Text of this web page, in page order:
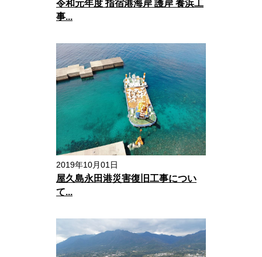
令和元年度 指宿港海岸 護岸 養浜工
事...
2019年10月01日
屋久島永田港災害復旧工事につい
て...